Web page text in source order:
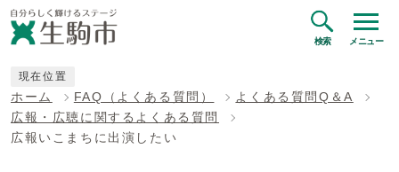
検索 メニュー
現在位置
ホーム FAQ（よくある質問）
よくある質問Q＆A
広報・広聴に関するよくある質問
広報いこまちに出演したい